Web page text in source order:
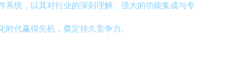
统，以其对行业的深刻理解、强大的功能集成与专
代赢得先机，奠定持久竞争力。